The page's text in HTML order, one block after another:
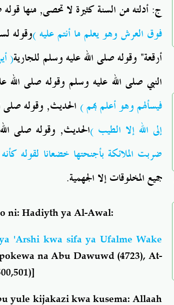
ج: أدلته من السنة كثيرة لا تحصى, منها
فوق العرش وهو يعلم ما أنتم عليه )وقوله
أرقعة" وقوله صلى الله عليه وسلم للجارية(
النبي صلى الله عليه وسلم وقوله صلى
فيسألهم وهو أعلم بهم) الحديث, وقوله صلى
إلى الله إلا الطيب )الحديث, وقوله صلى
ضربت الملائكة بأجنحتها خضعانا لقوله
جميع المخلوقات إلا الجهمية.
ni: Hadiyth ya Al-Awal:
'Arshi kwa sifa ya Ufalme Wake
na Abu Dawuwd (4723), At-
yule kijakazi kwa kusema: Allaah